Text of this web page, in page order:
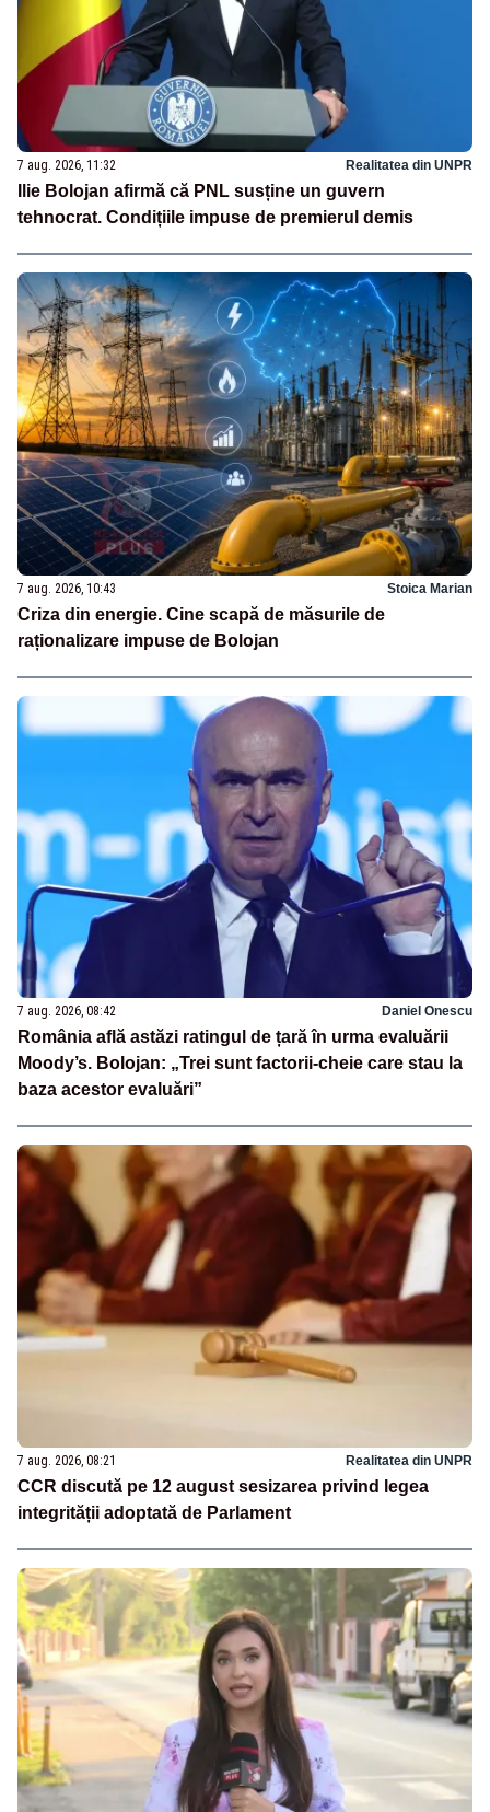
7 aug. 2026, 11:32 Realitatea din UNPR
Ilie Bolojan afirmă că PNL susține un guvern
tehnocrat. Condițiile impuse de premierul demis
7 aug. 2026, 10:43 Stoica Marian
Criza din energie. Cine scapă de măsurile de
raționalizare impuse de Bolojan
7 aug. 2026, 08:42 Daniel Onescu
România află astăzi ratingul de țară în urma evaluării
Moody’s. Bolojan: „Trei sunt factorii-cheie care stau la
baza acestor evaluări”
7 aug. 2026, 08:21 Realitatea din UNPR
CCR discută pe 12 august sesizarea privind legea
integrității adoptată de Parlament